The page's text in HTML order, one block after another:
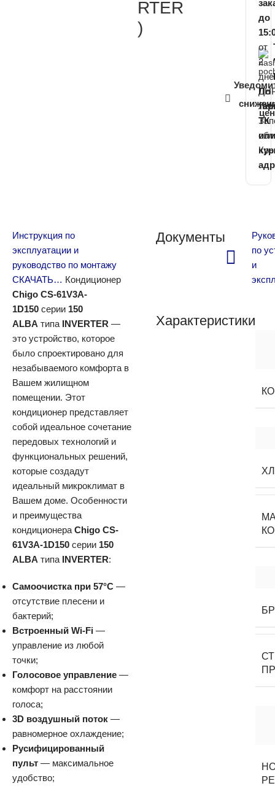
RTER
)
до
от
2
По
ТК
или
Инструкция по
эксплуатации и
руководство по монтажу
СКАЧАТЬ… Кондиционер
Chigo CS-61V3A-
1D150 серии 150
ALBA типа INVERTER —
это устройство, которое
было спроектировано для
незабываемого комфорта в
Вашем жилищном
помещении. Этот
кондиционер представляет
собой идеальное сочетание
передовых технологий и
функциональных решений,
которые создадут
идеальный микроклимат в
Вашем доме. Особенности
и преимущества
кондиционера Chigo CS-
61V3A-1D150 серии 150
ALBA типа INVERTER:
Самоочистка при 57°C —
отсутствие плесени и
бактерий;
Встроенный Wi-Fi —
управление из любой
точки;
Голосовое управление —
комфорт на расстоянии
голоса;
3D воздушный поток —
равномерное охлаждение;
Русифицированный
пульт — максимальное
удобство;
Документы
по
и
Характеристики